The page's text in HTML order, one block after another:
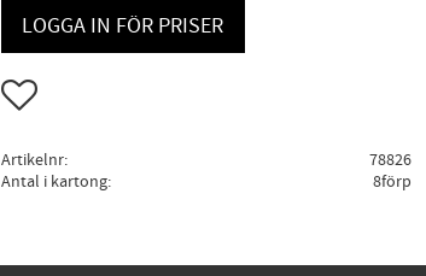
LOGGA IN FÖR PRISER
Lägg till i favoriter
Artikelnr
78826
Antal i kartong
8förp